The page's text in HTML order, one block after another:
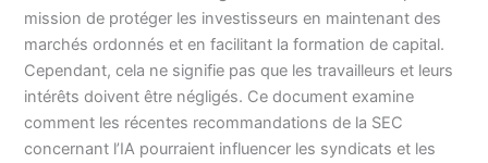
mission de protéger les investisseurs en maintenant des
marchés ordonnés et en facilitant la formation de capital.
Cependant, cela ne signifie pas que les travailleurs et leurs
intérêts doivent être négligés. Ce document examine
comment les récentes recommandations de la SEC
concernant l’IA pourraient influencer les syndicats et les